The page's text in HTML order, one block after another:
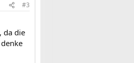
#3
da die